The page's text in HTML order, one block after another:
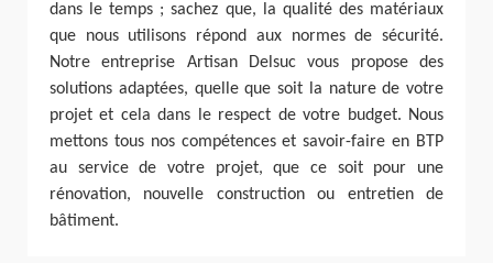
dans le temps ; sachez que, la qualité des matériaux
que nous utilisons répond aux normes de sécurité.
Notre entreprise Artisan Delsuc vous propose des
solutions adaptées, quelle que soit la nature de votre
projet et cela dans le respect de votre budget. Nous
mettons tous nos compétences et savoir-faire en BTP
au service de votre projet, que ce soit pour une
rénovation, nouvelle construction ou entretien de
bâtiment.